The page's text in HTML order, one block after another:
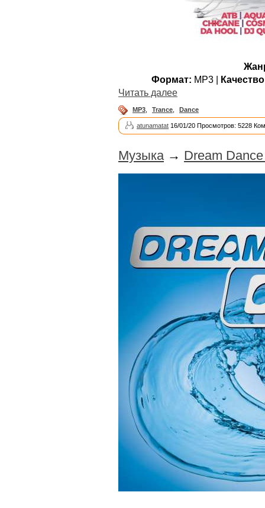
Формат: MP3 |
Читать далее
MP3 Trance Dance
atunamatat 16/01/20 Просмотров: 5228
Музыка → Dream